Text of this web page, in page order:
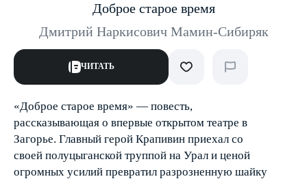
Доброе старое время
Дмитрий Наркисович Мамин-Сибиряк
ЧИТАТЬ
«Доброе старое время» — повесть,
рассказывающая о впервые открытом театре в
Загорье. Главный герой Крапивин приехал со
своей полуцыганской труппой на Урал и ценой
огромных усилий превратил разрозненную шайку